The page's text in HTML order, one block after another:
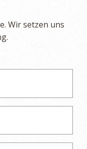
Wir setzen uns